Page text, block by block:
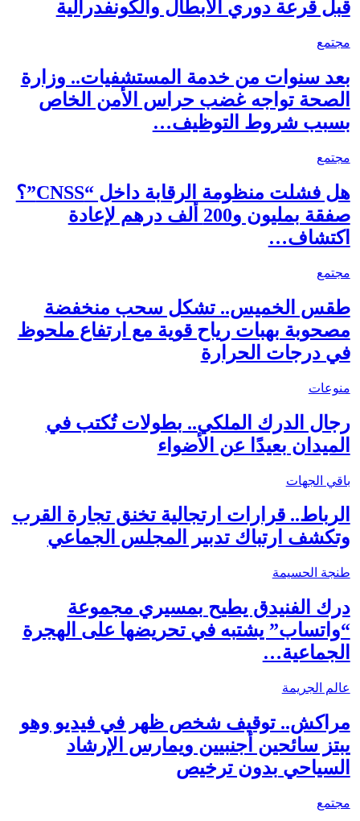
قبل قرعة دوري الأبطال والكونفدرالية
مجتمع
بعد سنوات من خدمة المستشفيات.. وزارة
الصحة تواجه غضب حراس الأمن الخاص
بسبب شروط التوظيف…
مجتمع
هل فشلت منظومة الرقابة داخل “CNSS”؟
صفقة بمليون و200 ألف درهم لإعادة
اكتشاف…
مجتمع
طقس الخميس.. تشكل سحب منخفضة
مصحوبة بهبات رياح قوية مع ارتفاع ملحوظ
في درجات الحرارة
منوعات
رجال الدرك الملكي.. بطولات تُكتب في
الميدان بعيدًا عن الأضواء
باقي الجهات
الرباط.. قرارات ارتجالية تخنق تجارة القرب
وتكشف ارتباك تدبير المجلس الجماعي
طنجة الحسيمة
درك الفنيدق يطيح بمسيري مجموعة
“واتساب” يشتبه في تحريضها على الهجرة
الجماعية…
عالم الجريمة
مراكش.. توقيف شخص ظهر في فيديو وهو
يبتز سائحين أجنبيين ويمارس الإرشاد
السياحي بدون ترخيص
مجتمع